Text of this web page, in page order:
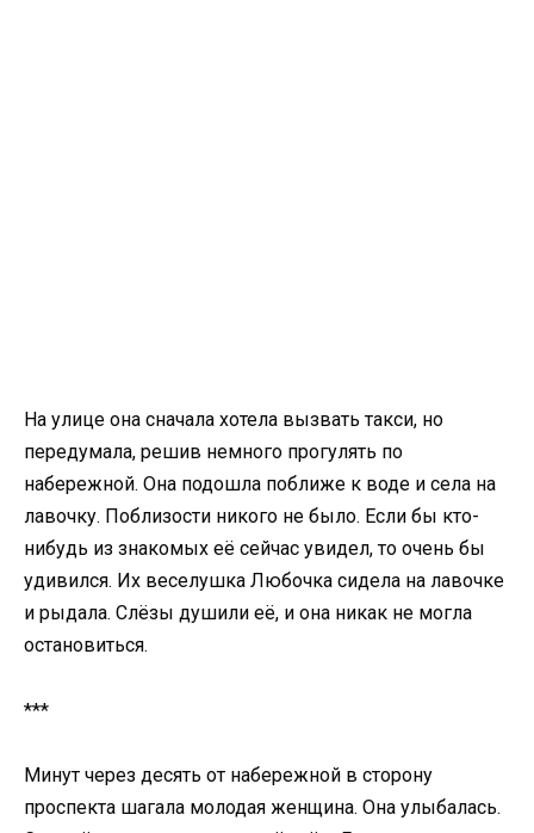
На улице она сначала хотела вызвать такси, но
передумала, решив немного прогулять по
набережной. Она подошла поближе к воде и села на
лавочку. Поблизости никого не было. Если бы кто-
нибудь из знакомых её сейчас увидел, то очень бы
удивился. Их веселушка Любочка сидела на лавочке
и рыдала. Слёзы душили её, и она никак не могла
остановиться.
***
Минут через десять от набережной в сторону
проспекта шагала молодая женщина. Она улыбалась.